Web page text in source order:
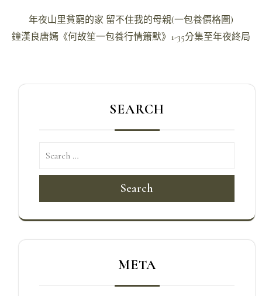
章
年夜山里貧窮的家 留不住我的母親(一包養價格圖)
鐘漢良唐嫣《何故笙一包養行情簫默》1-35分集至年夜終局
SEARCH
Search
META